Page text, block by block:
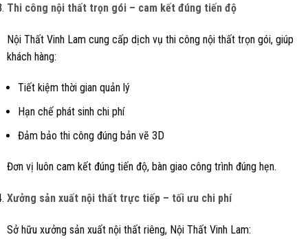
Thi công nội thất trọn gói – cam kết đúng tiến độ
Nội Thất Vinh Lam cung cấp dịch vụ thi công nội thất trọn gói, giúp
khách hàng:
Tiết kiệm thời gian quản lý
Hạn chế phát sinh chi phí
Đảm bảo thi công đúng bản vẽ 3D
Đơn vị luôn cam kết đúng tiến độ, bàn giao công trình đúng hẹn.
Xưởng sản xuất nội thất trực tiếp – tối ưu chi phí
Sở hữu xưởng sản xuất nội thất riêng, Nội Thất Vinh Lam: